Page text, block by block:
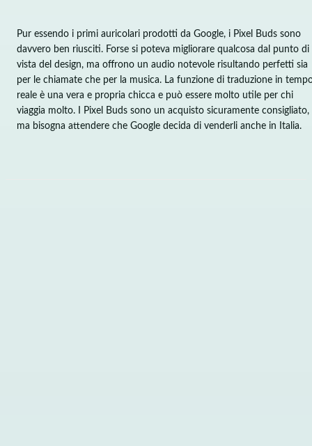
Pur essendo i primi auricolari prodotti da Google, i Pixel Buds sono
davvero ben riusciti. Forse si poteva migliorare qualcosa dal punto di
vista del design, ma offrono un audio notevole risultando perfetti sia
per le chiamate che per la musica. La funzione di traduzione in
reale è una vera e propria chicca e può essere molto utile per chi
viaggia molto. I Pixel Buds sono un acquisto sicuramente consigliato,
ma bisogna attendere che Google decida di venderli anche in Italia.